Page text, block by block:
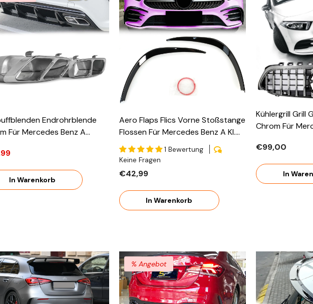
Endrohrblende
Für Mercedes Benz A
2012-2018 Et31
In Warenkorb
Aero Flaps Flics Vorne Stoßstange
Flossen Für Mercedes Benz A Kl.
W177 V177 AMG Line Ab 2018
1 Bewertung
Keine Fragen
€42,99
In Warenkorb
Kühlergrill Grill
Chrom Für
Ab 2018
€99,00
In
% Angebot